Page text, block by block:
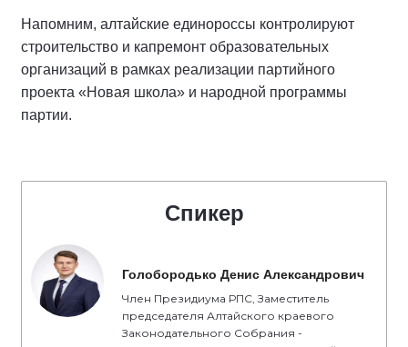
Напомним, алтайские единороссы контролируют
строительство и капремонт образовательных
организаций в рамках реализации партийного
проекта «Новая школа» и народной программы
партии.
Спикер
Голобородько Денис Александрович
Член Президиума РПС, Заместитель
председателя Алтайского краевого
Законодательного Собрания -